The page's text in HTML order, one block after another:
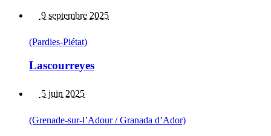
9 septembre 2025
(Pardies-Piétat)
Lascourreyes
5 juin 2025
(Grenade-sur-l’Adour / Granada d’Ador)